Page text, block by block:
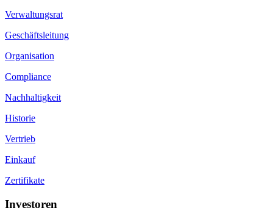
Verwaltungsrat
Geschäftsleitung
Organisation
Compliance
Nachhaltigkeit
Historie
Vertrieb
Einkauf
Zertifikate
Investoren